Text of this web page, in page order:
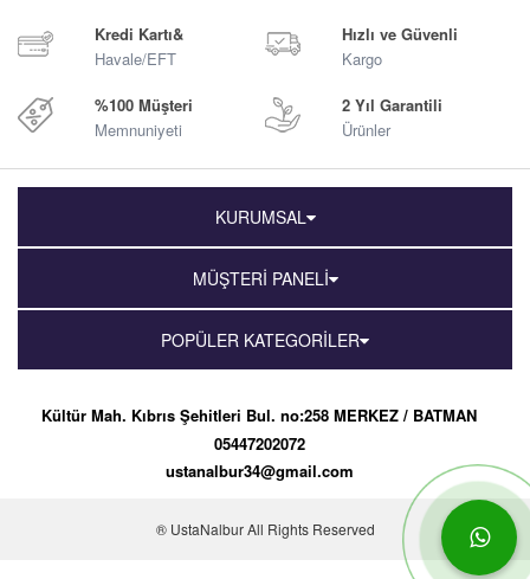
Kredi Kartı&
Havale/EFT
Hızlı ve Güvenli
Kargo
%100 Müşteri
Memnuniyeti
2 Yıl Garantili
Ürünler
KURUMSAL
MÜŞTERİ PANELİ
POPÜLER KATEGORİLER
Kültür Mah. Kıbrıs Şehitleri Bul. no:258 MERKEZ / BATMAN
05447202072
ustanalbur34@gmail.com
® UstaNalbur All Rights Reserved